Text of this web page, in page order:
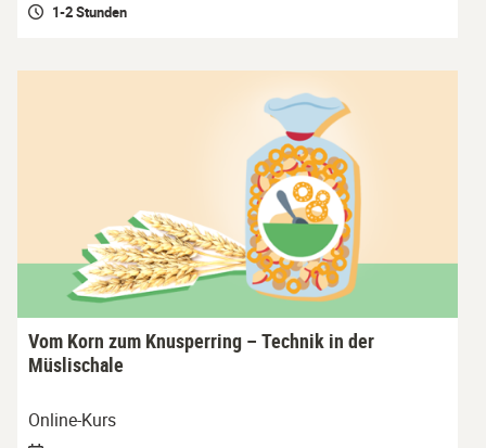
1-2 Stunden
Vom Korn zum Knusperring – Technik in der
Müslischale
Online-Kurs